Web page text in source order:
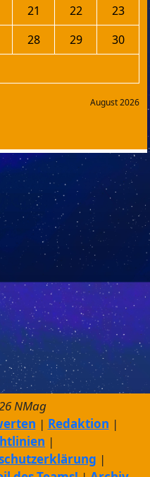
August 2026
21 22
23
28 29
30
NMag
Redaktion